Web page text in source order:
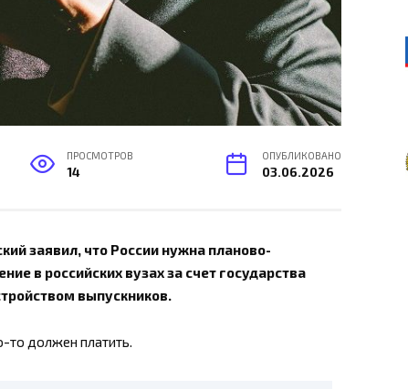
ПРОСМОТРОВ
14
ОПУБЛИКОВАНО
03.06.2026
заявил, что России нужна планово-
в российских вузах за счет государства
выпускников.
то должен платить.